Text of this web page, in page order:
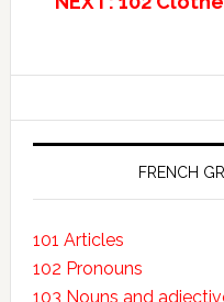
FRENCH
101 Articles
102 Pronouns
103 Nouns and